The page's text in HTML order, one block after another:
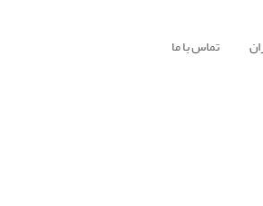
تماس با ما